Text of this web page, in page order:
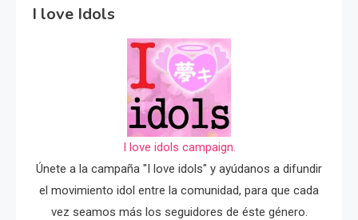
I love Idols
I love idols campaign.
Únete a la campaña "I love idols" y ayúdanos a difundir
el movimiento idol entre la comunidad, para que cada
vez seamos más los seguidores de éste género.